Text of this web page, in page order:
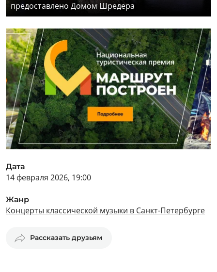
предоставлено Домом Шредера
Дата
14 февраля 2026, 19:00
Жанр
Концерты классической музыки в Санкт-Петербурге
Рассказать друзьям